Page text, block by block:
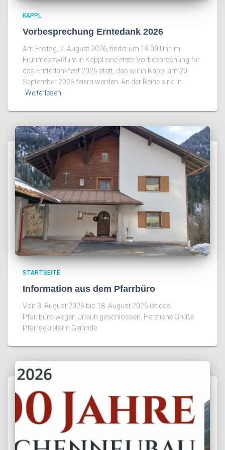
KAPPL
Vorbesprechung Erntedank 2026
Am Freitag, 7. August 2026, findet um 19:00 Uhr im
Frühmesswidum in Kappl eine erste Vorbesprechung für
das Erntedankfest 2026 statt, das wir in Kappl am 20.
September 2026 feiern werden. An der Reihe sind in
Weiterlesen
STARTSEITE
Information aus dem Pfarrbüro
Von 3. August 2026 bis 18. August 2026 ist das
Pfarrbüro wegen Urlaub geschlossen. Herzliche Grüße
Pfarrsekretärin Gerlinde